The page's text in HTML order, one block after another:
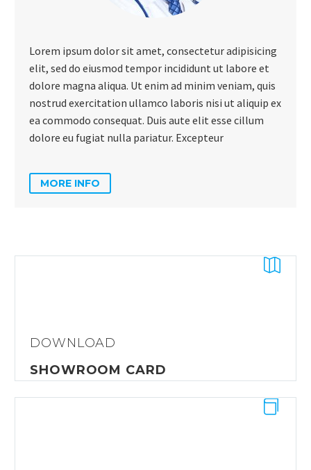
Lorem ipsum dolor sit amet, consectetur adipisicing
elit, sed do eiusmod tempor incididunt ut labore et
dolore magna aliqua. Ut enim ad minim veniam, quis
nostrud exercitation ullamco laboris nisi ut aliquip ex
ea commodo consequat. Duis aute elit esse cillum
dolore eu fugiat nulla pariatur. Excepteur
MORE INFO


DOWNLOAD
SHOWROOM CARD

